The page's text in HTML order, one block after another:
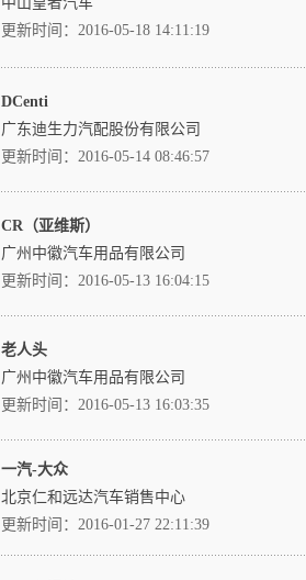
更新时间：2016-05-18 14:11:19
DCenti
广东迪生力汽配股份有限公司
更新时间：2016-05-14 08:46:57
CR（亚维斯）
广州中徽汽车用品有限公司
更新时间：2016-05-13 16:04:15
老人头
广州中徽汽车用品有限公司
更新时间：2016-05-13 16:03:35
一汽-大众
北京仁和远达汽车销售中心
更新时间：2016-01-27 22:11:39